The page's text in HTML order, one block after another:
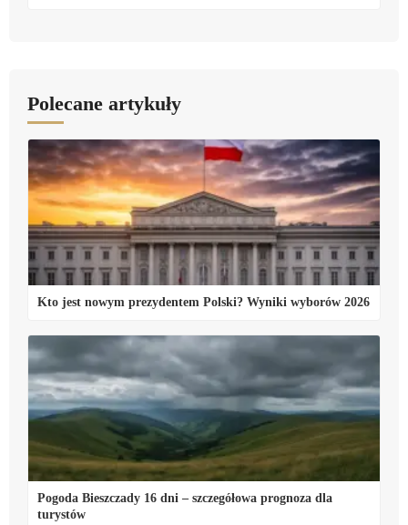
Polecane artykuły
Kto jest nowym prezydentem Polski? Wyniki wyborów 2026
Pogoda Bieszczady 16 dni – szczegółowa prognoza dla
turystów